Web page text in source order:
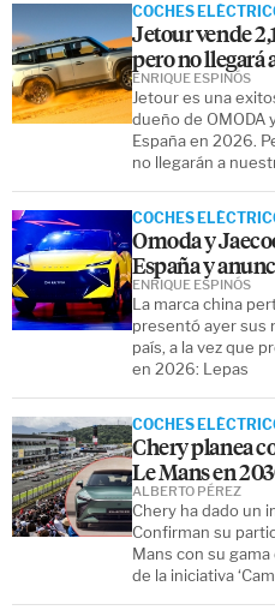
COCHES
Jetour vende
pero no llegará
Jetour es una
dueño de OMODA
España en 2026.
no llegarán a
ENRIQUE ESPINÓS
COCHES
Omoda y
España y
La marca china
presentó ayer sus
país, a la vez que
en 2026: Lepas
ENRIQUE ESPINÓS
COCHES
Chery planea
Le Mans en
Chery ha dado un
Confirman su
Mans con su
de la iniciativa
ALBERTO PÉREZ